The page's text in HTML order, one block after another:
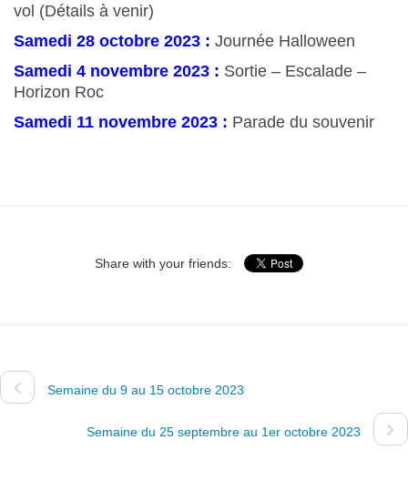
vol (Détails à venir)
Samedi 28 octobre 2023 : Journée Halloween
Samedi 4 novembre 2023 : Sortie – Escalade –
Horizon Roc
Samedi 11 novembre 2023 : Parade du souvenir
Share with your friends:
Semaine du 9 au 15 octobre 2023
Semaine du 25 septembre au 1er octobre 2023